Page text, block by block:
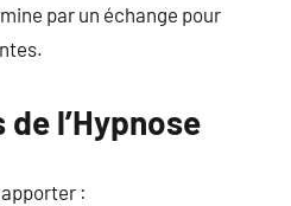
par un échange pour
l’Hypnose
apporter :